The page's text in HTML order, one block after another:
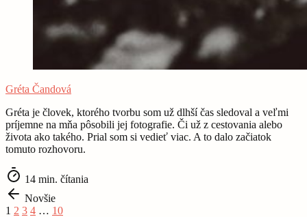
Gréta Čandová
Gréta je človek, ktorého tvorbu som už dlhší čas sledoval a veľmi
príjemne na mňa pôsobili jej fotografie. Či už z cestovania alebo
života ako takého. Prial som si vedieť viac. A to dalo začiatok
tomuto rozhovoru.
14 min. čítania
Novšie
1 2 3 4 … 10